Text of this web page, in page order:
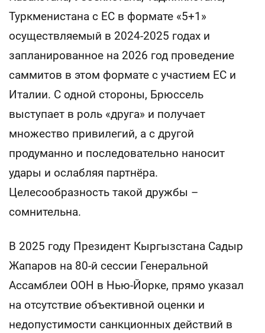
Туркменистана с ЕС в формате «5+1»
осуществляемый в 2024-2025 годах и
запланированное на 2026 год проведение
саммитов в этом формате с участием ЕС и
Италии. С одной стороны, Брюссель
выступает в роль «друга» и получает
множество привилегий, а с другой
продуманно и последовательно наносит
удары и ослабляя партнёра.
Целесообразность такой дружбы –
сомнительна.
В 2025 году Президент Кыргызстана Садыр
Жапаров на 80-й сессии Генеральной
Ассамблеи ООН в Нью-Йорке, прямо указал
на отсутствие объективной оценки и
недопустимости санкционных действий в